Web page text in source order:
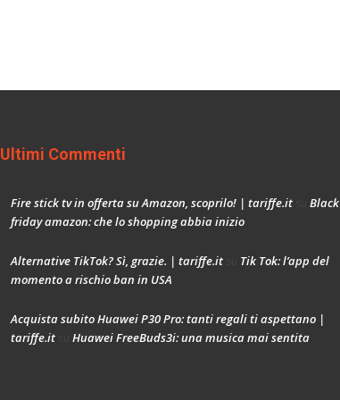
Ultimi Commenti
Fire stick tv in offerta su Amazon, scoprilo! | tariffe.itsu Black
friday amazon: che lo shopping abbia inizio
Alternative TikTok? Sì, grazie. | tariffe.itsu Tik Tok: l’app del
momento a rischio ban in USA
Acquista subito Huawei P30 Pro: tanti regali ti aspettano |
tariffe.itsu Huawei FreeBuds3i: una musica mai sentita